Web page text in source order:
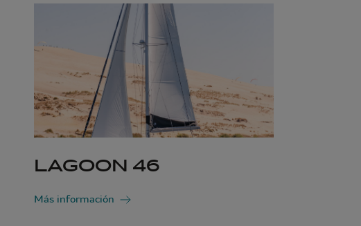
LAGOON 46
Más información